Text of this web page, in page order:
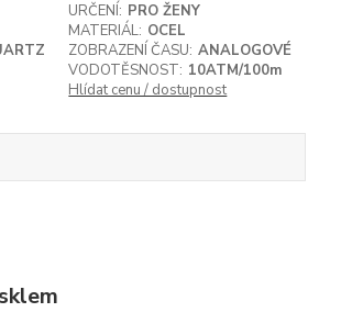
URČENÍ: PRO ŽENY
MATERIÁL: OCEL
ZOBRAZENÍ ČASU: ANALOGOVÉ
VODOTĚSNOST: 10ATM/100m
Hlídat cenu / dostupnost